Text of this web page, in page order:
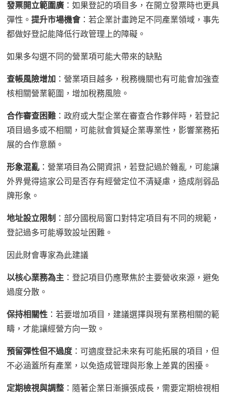
發票開立範圍廣 ：如果登記的項目多，在開立發票時也更具
彈性。提升市場機會：若企業計畫跨足不同產業領域 ，事先
都做好登記能 降低行政管理上的障礙。
如果多勾選不同的營業項可能大帶來的缺點
查帳風險增加 ：營業項目越多，稅務機關也有可能會加強查
核相關營業範圍 ，增加稅務風險。
合作審查困難 ：政府或大型企業在審查合作夥伴時，若登記
項目過多或不相關，可能就會質疑企業專業性，影響業務拓
展的合作意願。
形象混亂 ：營業項目為公開資訊，若登記過於雜亂，可能讓
外界覺得這家公司 是否存有經營定位不清疑慮 ，造成削弱品
牌形象。
地址設立限制 ：部分國稅局窗口對特定項目有不同 的規範，
登記過多可能導致設址困難。
因此財會專家為此建議
以核心業務為主 ：登記項目仍應聚焦於主要營收來源，避免
過度分散。
保持相關性 ：若要增加項目，建議選擇與現有業務相關的範
疇，才能讓經營方向一致。
預留彈性但不過度 ：可適度登記未來有可能拓展的項目，但
不必涵蓋所有產業，以免造成管理與形象上差異的困擾。
定期檢視與調整 ：隨著企業 日漸擴張成長， 需要定期檢視相